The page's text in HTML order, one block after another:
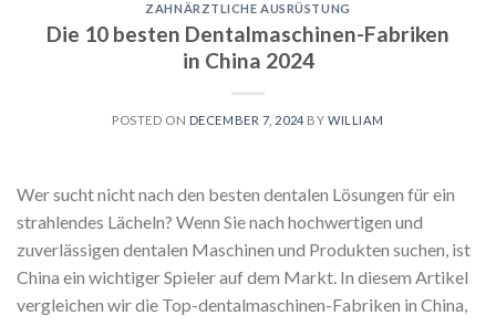
ZAHNÄRZTLICHE AUSRÜSTUNG
Die 10 besten Dentalmaschinen-Fabriken
in China 2024
POSTED ON DECEMBER 7, 2024 BY WILLIAM
Wer sucht nicht nach den besten dentalen Lösungen für ein
strahlendes Lächeln? Wenn Sie nach hochwertigen und
zuverlässigen dentalen Maschinen und Produkten suchen, ist
China ein wichtiger Spieler auf dem Markt. In diesem Artikel
vergleichen wir die Top-dentalmaschinen-Fabriken in China,